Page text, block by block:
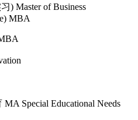
Master of Business
MBA
Special Educational Needs